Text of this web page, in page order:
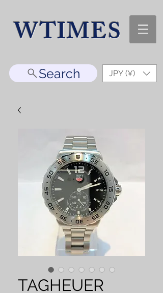
WTIMES
Search JPY (¥)
TAGHEUER